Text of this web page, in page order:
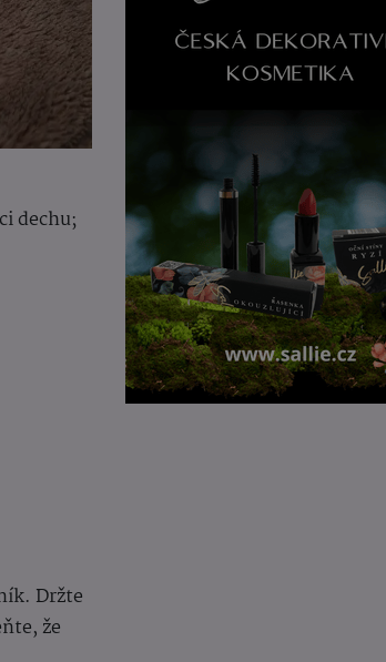
dechu;
Držte
že